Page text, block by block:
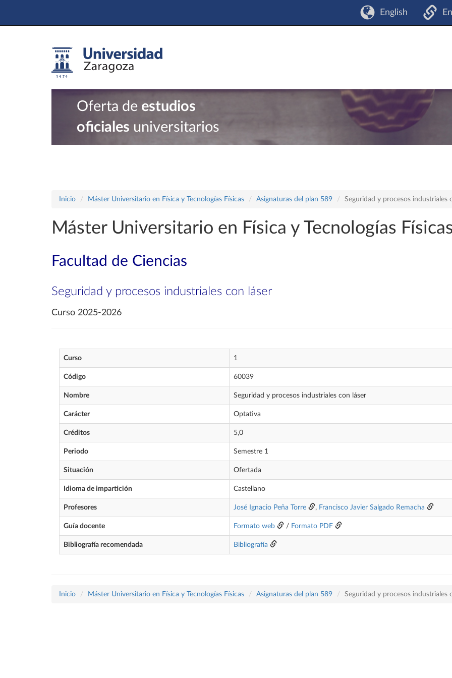
English
Oferta de estudios
oficiales universitarios
Inicio Máster Universitario en Física y Tecnologías Físicas Asignaturas del plan 589 Seguridad y procesos industriales
Máster Universitario en Física y Tecnologías
Facultad de Ciencias
Seguridad y procesos industriales con láser
Curso 2025-2026
Curso 1
Código 60039
Nombre Seguridad y procesos industriales con láser
Carácter Optativa
Créditos 5,0
Periodo Semestre 1
Situación Ofertada
Idioma de impartición Castellano
Profesores José Ignacio Peña Torre , Francisco Javier Salgado Remacha
Guía docente Formato web / Formato PDF
Bibliografía recomendada Bibliografía
Inicio Máster Universitario en Física y Tecnologías Físicas Asignaturas del plan 589 Seguridad y procesos industriales